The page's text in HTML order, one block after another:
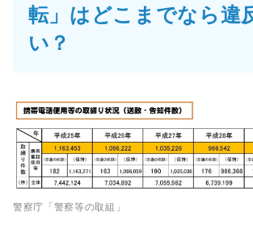
転」はどこまでなら違
い？
警察庁「警察等の取組」